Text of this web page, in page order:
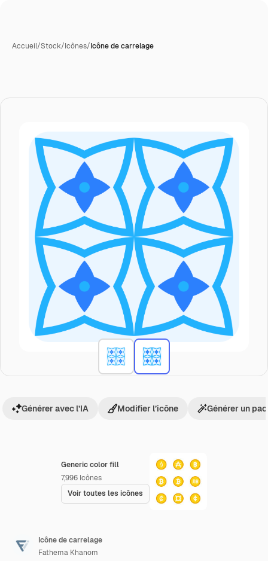
Accueil/Stock/Icônes/Icône de carrelage
Generic color fill
7,996 Icônes
Voir toutes les icônes
Générer avec l’IA Modifier l’icône Générer un
Icône de carrelage
Fathema Khanom